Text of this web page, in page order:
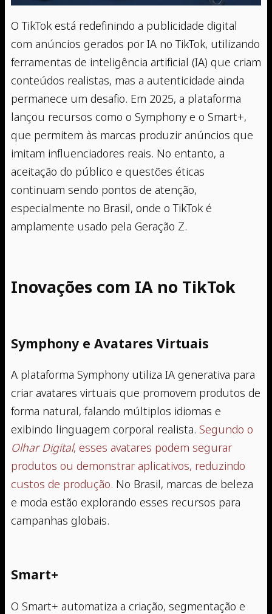
O TikTok está redefinindo a publicidade digital
com anúncios gerados por IA no TikTok, utilizando
ferramentas de inteligência artificial (IA) que criam
conteúdos realistas, mas a autenticidade ainda
permanece um desafio. Em 2025, a plataforma
lançou recursos como o Symphony e o Smart+,
que permitem às marcas produzir anúncios que
imitam influenciadores reais. No entanto, a
aceitação do público e questões éticas
continuam sendo pontos de atenção,
especialmente no Brasil, onde o TikTok é
amplamente usado pela Geração Z.
Inovações com IA no TikTok
Symphony e Avatares Virtuais
A plataforma Symphony utiliza IA generativa para
criar avatares virtuais que promovem produtos de
forma natural, falando múltiplos idiomas e
exibindo linguagem corporal realista. Segundo o
Olhar Digital, esses avatares podem segurar
produtos ou demonstrar aplicativos, reduzindo
custos de produção. No Brasil, marcas de beleza
e moda estão explorando esses recursos para
campanhas globais.
Smart+
O Smart+ automatiza a criação, segmentação e